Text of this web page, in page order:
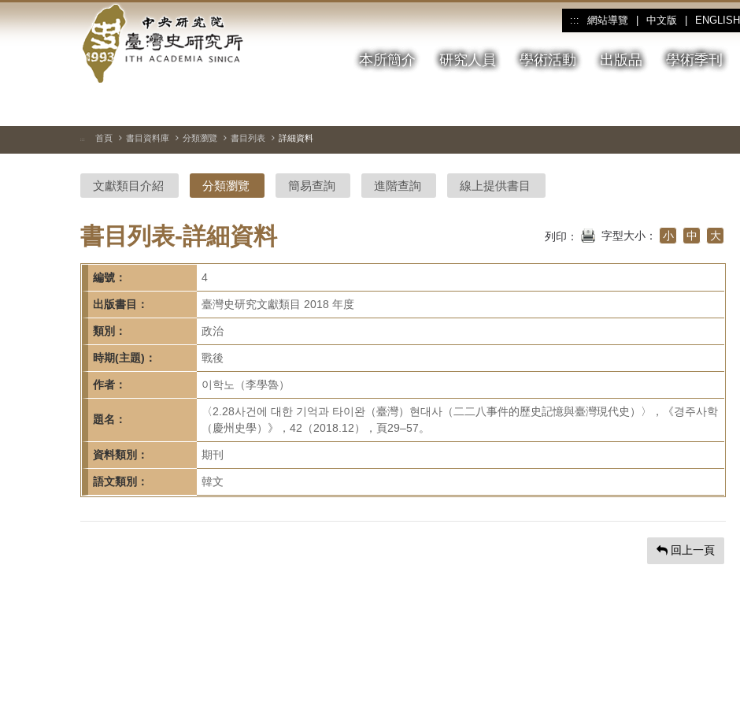
到
中
央
研
院-
臺
灣
史
研
究
所-
首
頁
::: 網站導覽 中文版 ENGLISH
本所簡介 研究人員 學術活動 出版品 學術季刊
::: 首頁 書目資料庫 分類瀏覽 書目列表 詳細資料
文獻類目介紹 分類瀏覽 簡易查詢 進階查詢 線上提供書目
書目列表-詳細資料 列印： 字型大小： 小 中 大
編號： 4
出版書目： 臺灣史研究文獻類目 2018 年度
類別： 政治
時期(主題)： 戰後
作者： 이학노（李學魯）
題名：
〈2.28사건에 대한 기억과 타이완（臺灣）현대사（二二八事件的歷史記憶與臺灣現代史）〉，《경주사학
（慶州史學）》，42（2018.12），頁29–57。
資料類別： 期刊
語文類別： 韓文
回上一頁